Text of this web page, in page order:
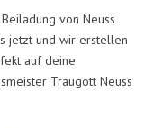
von Neuss
jetzt und wir erstellen
auf deine
Traugott Neuss